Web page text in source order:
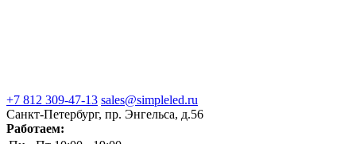
+7 812 309-47-13 sales@simpleled.ru
Санкт-Петербург, пр. Энгельса, д.56
Работаем: